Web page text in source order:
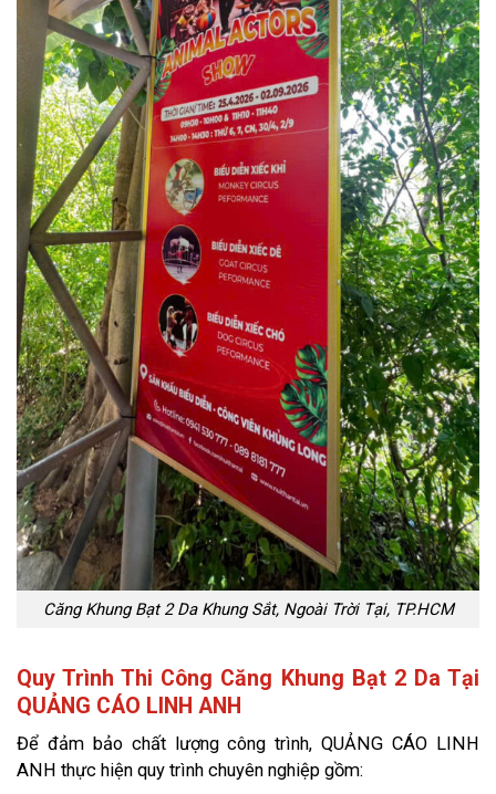
Căng Khung Bạt 2 Da Khung Sắt, Ngoài Trời Tại, TP.HCM
Quy Trình Thi Công Căng Khung Bạt 2 Da Tại
QUẢNG CÁO LINH ANH
Để đảm bảo chất lượng công trình, QUẢNG CÁO LINH
ANH thực hiện quy trình chuyên nghiệp gồm: